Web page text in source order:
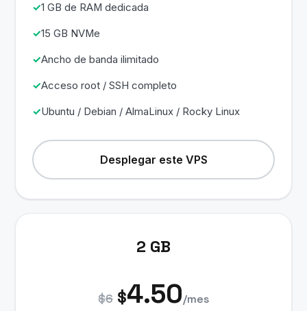
1 GB de RAM dedicada
15 GB NVMe
Ancho de banda ilimitado
Acceso root / SSH completo
Ubuntu / Debian / AlmaLinux / Rocky Linux
Desplegar este VPS
2 GB
$6 $4.50/mes